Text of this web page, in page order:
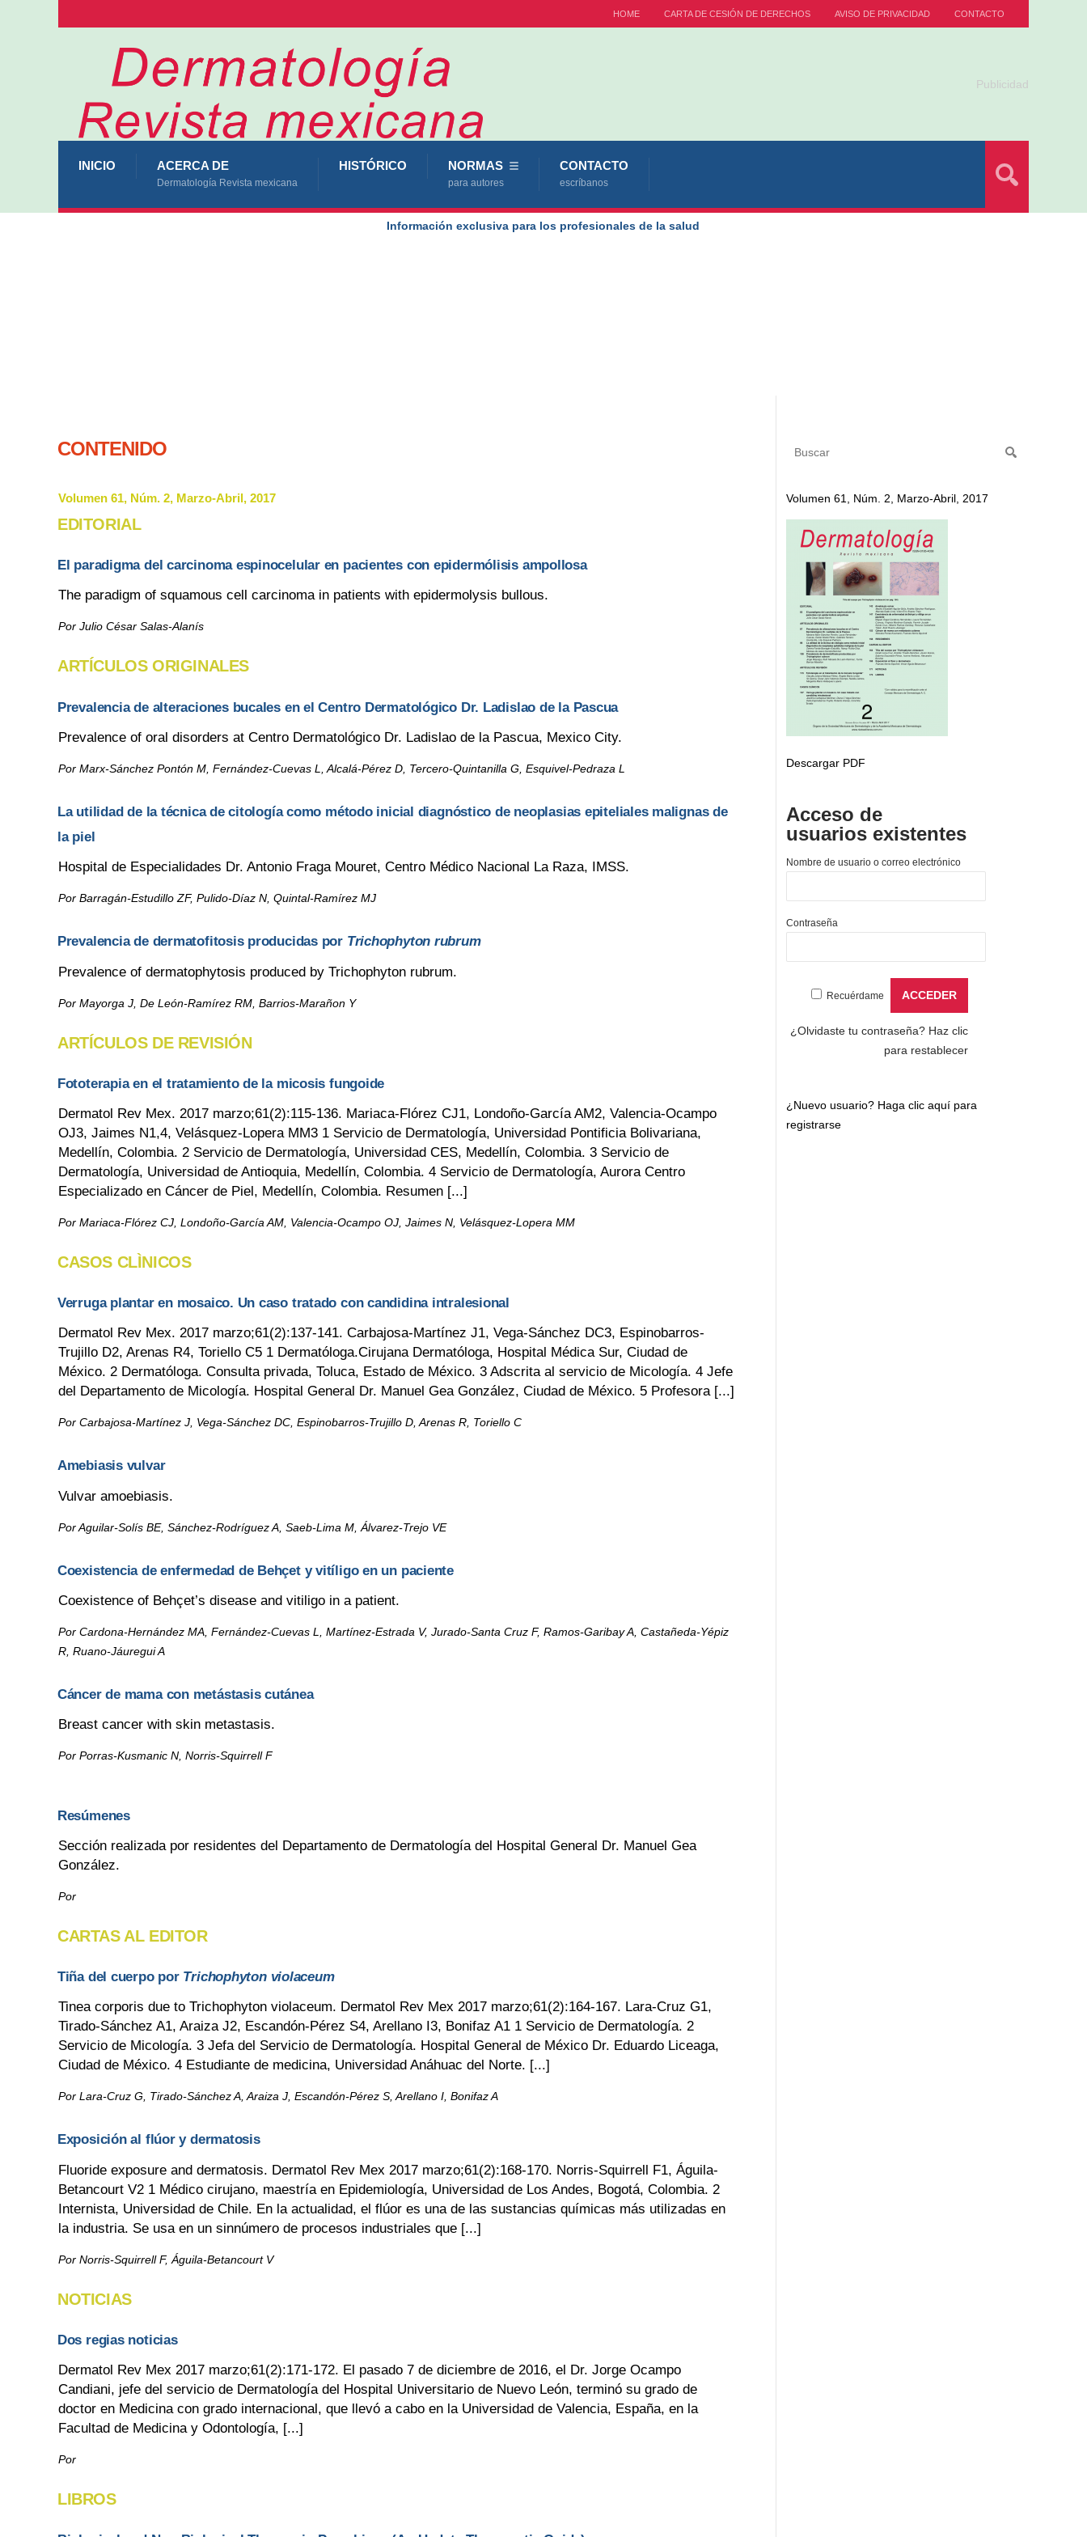
HOME CARTA DE CESIÓN DE DERECHOS AVISO DE PRIVACIDAD CONTACTO
Publicidad
INICIO ACERCA DE
Dermatología Revista mexicana
HISTÓRICO NORMAS
para autores
CONTACTO
escríbanos
Información exclusiva para los profesionales de la salud
CONTENIDO
Volumen 61, Núm. 2, Marzo-Abril, 2017
EDITORIAL
El paradigma del carcinoma espinocelular en pacientes con epidermólisis ampollosa
The paradigm of squamous cell carcinoma in patients with epidermolysis bullous.
Por Julio César Salas-Alanís
ARTÍCULOS ORIGINALES
Prevalencia de alteraciones bucales en el Centro Dermatológico Dr. Ladislao de la Pascua
Prevalence of oral disorders at Centro Dermatológico Dr. Ladislao de la Pascua, Mexico City.
Por Marx-Sánchez Pontón M, Fernández-Cuevas L, Alcalá-Pérez D, Tercero-Quintanilla G, Esquivel-Pedraza L
La utilidad de la técnica de citología como método inicial diagnóstico de neoplasias epiteliales malignas de
la piel
Hospital de Especialidades Dr. Antonio Fraga Mouret, Centro Médico Nacional La Raza, IMSS.
Por Barragán-Estudillo ZF, Pulido-Díaz N, Quintal-Ramírez MJ
Prevalencia de dermatofitosis producidas por Trichophyton rubrum
Prevalence of dermatophytosis produced by Trichophyton rubrum.
Por Mayorga J, De León-Ramírez RM, Barrios-Marañon Y
ARTÍCULOS DE REVISIÓN
Fototerapia en el tratamiento de la micosis fungoide
Dermatol Rev Mex. 2017 marzo;61(2):115-136. Mariaca-Flórez CJ1, Londoño-García AM2, Valencia-Ocampo
OJ3, Jaimes N1,4, Velásquez-Lopera MM3 1 Servicio de Dermatología, Universidad Pontificia Bolivariana,
Medellín, Colombia. 2 Servicio de Dermatología, Universidad CES, Medellín, Colombia. 3 Servicio de
Dermatología, Universidad de Antioquia, Medellín, Colombia. 4 Servicio de Dermatología, Aurora Centro
Especializado en Cáncer de Piel, Medellín, Colombia. Resumen [...]
Por Mariaca-Flórez CJ, Londoño-García AM, Valencia-Ocampo OJ, Jaimes N, Velásquez-Lopera MM
CASOS CLÌNICOS
Verruga plantar en mosaico. Un caso tratado con candidina intralesional
Dermatol Rev Mex. 2017 marzo;61(2):137-141. Carbajosa-Martínez J1, Vega-Sánchez DC3, Espinobarros-
Trujillo D2, Arenas R4, Toriello C5 1 Dermatóloga.Cirujana Dermatóloga, Hospital Médica Sur, Ciudad de
México. 2 Dermatóloga. Consulta privada, Toluca, Estado de México. 3 Adscrita al servicio de Micología. 4 Jefe
del Departamento de Micología. Hospital General Dr. Manuel Gea González, Ciudad de México. 5 Profesora [...]
Por Carbajosa-Martínez J, Vega-Sánchez DC, Espinobarros-Trujillo D, Arenas R, Toriello C
Amebiasis vulvar
Vulvar amoebiasis.
Por Aguilar-Solís BE, Sánchez-Rodríguez A, Saeb-Lima M, Álvarez-Trejo VE
Coexistencia de enfermedad de Behçet y vitíligo en un paciente
Coexistence of Behçet’s disease and vitiligo in a patient.
Por Cardona-Hernández MA, Fernández-Cuevas L, Martínez-Estrada V, Jurado-Santa Cruz F, Ramos-Garibay A, Castañeda-Yépiz
R, Ruano-Jáuregui A
Cáncer de mama con metástasis cutánea
Breast cancer with skin metastasis.
Por Porras-Kusmanic N, Norris-Squirrell F
Resúmenes
Sección realizada por residentes del Departamento de Dermatología del Hospital General Dr. Manuel Gea
González.
Por
CARTAS AL EDITOR
Tiña del cuerpo por Trichophyton violaceum
Tinea corporis due to Trichophyton violaceum. Dermatol Rev Mex 2017 marzo;61(2):164-167. Lara-Cruz G1,
Tirado-Sánchez A1, Araiza J2, Escandón-Pérez S4, Arellano I3, Bonifaz A1 1 Servicio de Dermatología. 2
Servicio de Micología. 3 Jefa del Servicio de Dermatología. Hospital General de México Dr. Eduardo Liceaga,
Ciudad de México. 4 Estudiante de medicina, Universidad Anáhuac del Norte. [...]
Por Lara-Cruz G, Tirado-Sánchez A, Araiza J, Escandón-Pérez S, Arellano I, Bonifaz A
Exposición al flúor y dermatosis
Fluoride exposure and dermatosis. Dermatol Rev Mex 2017 marzo;61(2):168-170. Norris-Squirrell F1, Águila-
Betancourt V2 1 Médico cirujano, maestría en Epidemiología, Universidad de Los Andes, Bogotá, Colombia. 2
Internista, Universidad de Chile. En la actualidad, el flúor es una de las sustancias químicas más utilizadas en
la industria. Se usa en un sinnúmero de procesos industriales que [...]
Por Norris-Squirrell F, Águila-Betancourt V
NOTICIAS
Dos regias noticias
Dermatol Rev Mex 2017 marzo;61(2):171-172. El pasado 7 de diciembre de 2016, el Dr. Jorge Ocampo
Candiani, jefe del servicio de Dermatología del Hospital Universitario de Nuevo León, terminó su grado de
doctor en Medicina con grado internacional, que llevó a cabo en la Universidad de Valencia, España, en la
Facultad de Medicina y Odontología, [...]
Por
LIBROS
Volumen 61, Núm. 2, Marzo-Abril, 2017
Descargar PDF
Acceso de
usuarios existentes
Nombre de usuario o correo electrónico
Contraseña
Recuérdame
¿Olvidaste tu contraseña? Haz clic
para restablecer
¿Nuevo usuario? Haga clic aquí para
registrarse